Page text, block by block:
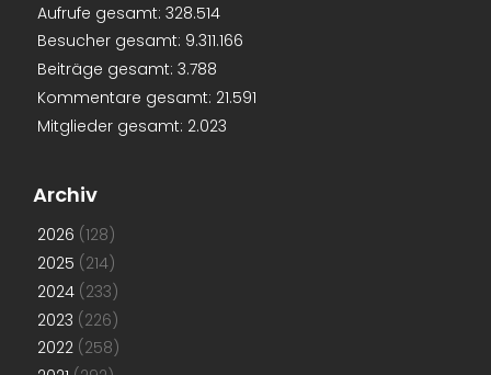
Aufrufe gesamt: 328.514
Besucher gesamt: 9.311.166
Beiträge gesamt: 3.788
Kommentare gesamt: 21.591
Mitglieder gesamt: 2.023
Archiv
2026 (128)
2025 (214)
2024 (233)
2023 (226)
2022 (258)